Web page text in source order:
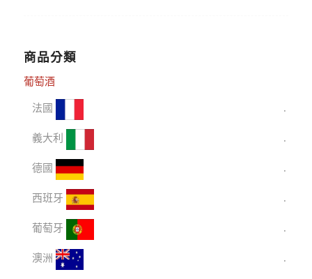
商品分類
葡萄酒
法國
義大利
德國
西班牙
葡萄牙
澳洲